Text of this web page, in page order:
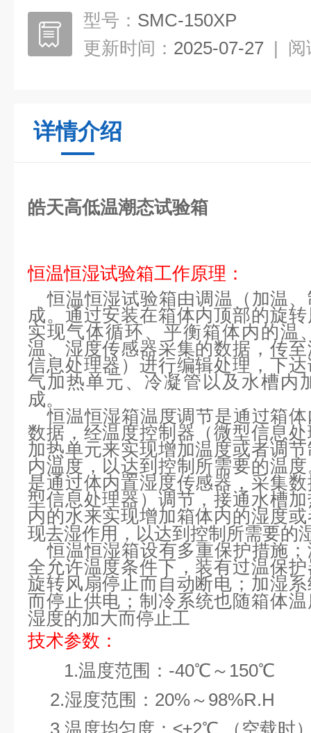
型号： SMC-150XP
更新时间： 2025-07-27 | 阅
详情介绍
皓天高低温潮态试验箱
恒温恒湿试验箱工作原理：
恒温恒湿试验箱由调温（加温
成。通过安装在箱体内顶部的旋
实现气体循环、平衡箱体内的温
温、湿度传感器采集的数据，传
信息处理器）进行编辑处理，下
气加热单元、冷凝管以及水槽内
成。
恒温恒湿箱温度调节是通过箱
数据，经温度控制器（微型信息
加热单元来实现增加温度或者调
内温度，以达到控制所需要的温
是通过体内置湿度传感器，采集
型信息处理器）调节，接通水槽
内的水来实现增加箱体内的湿度
现去湿作用，以达到控制所需要的
恒温恒湿箱设有多重保护措施
全允许温度条件下，装有过温保
旋转风扇停止而自动断电；加湿
而停止供电；制冷系统也随箱体
湿度的加大而停止工
技术参数：
1.温度范围：-40℃～150℃
2.湿度范围：20%～98%R.H
3.温度均匀度：≤±2℃ （空载时